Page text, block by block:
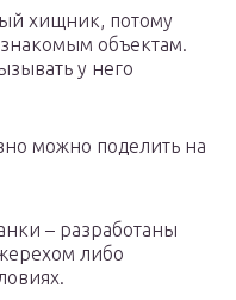
хищник, потому
объектам.
у него
можно поделить на
– разработаны
либо